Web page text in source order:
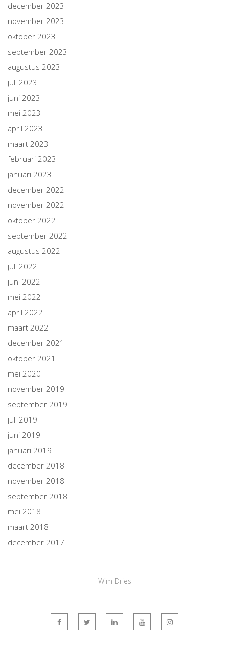
december 2023
november 2023
oktober 2023
september 2023
augustus 2023
juli 2023
juni 2023
mei 2023
april 2023
maart 2023
februari 2023
januari 2023
december 2022
november 2022
oktober 2022
september 2022
augustus 2022
juli 2022
juni 2022
mei 2022
april 2022
maart 2022
december 2021
oktober 2021
mei 2020
november 2019
september 2019
juli 2019
juni 2019
januari 2019
december 2018
november 2018
september 2018
mei 2018
maart 2018
december 2017
Wim Dries